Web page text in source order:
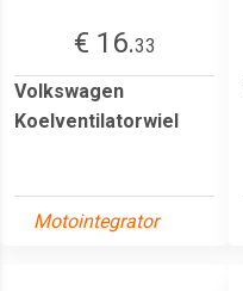
€ 16.33
Volkswagen
Koelventilatorwiel
Motointegrator